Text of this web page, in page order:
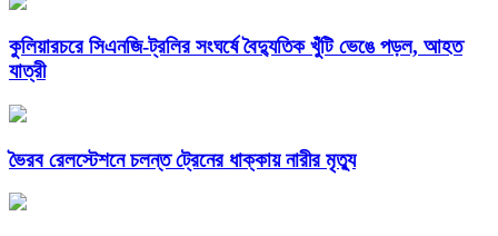
কুলিয়ারচরে সিএনজি-ট্রলির সংঘর্ষে বৈদ্যুতিক খুঁটি ভেঙে পড়ল, আহত
যাত্রী
ভৈরব রেলস্টেশনে চলন্ত ট্রেনের ধাক্কায় নারীর মৃত্যু